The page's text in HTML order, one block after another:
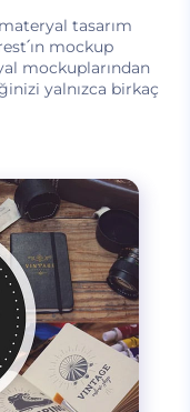
tasarım
mockup
mockuplarından
yalnızca birkaç